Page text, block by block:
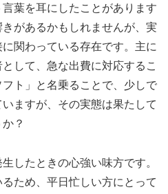
言葉を耳にしたことがあります
があるかもしれませんが、実
関わっている存在です。主に
して、急な出費に対応するこ
ト」と名乗ることで、少しで
ますが、その実態は果たして
？
したときの心強い味方です。
ため、平日忙しい方にとって